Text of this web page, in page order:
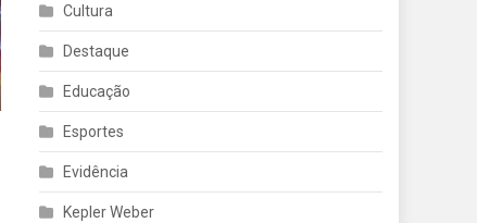
Cultura
Destaque
Educação
Esportes
Evidência
Kepler Weber